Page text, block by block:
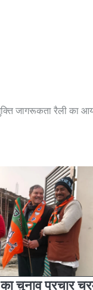
मुक्ति जागरूकता रैली का
चुनाव प्रचार